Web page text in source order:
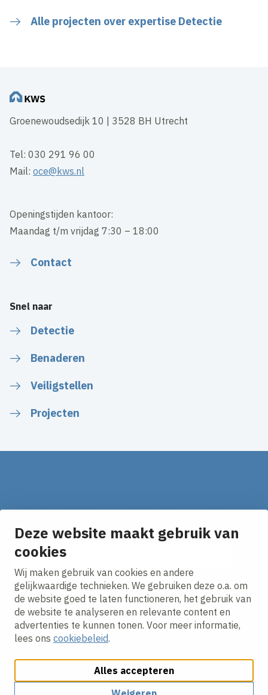
Deze website maakt gebruik van
cookies
Wij maken gebruik van cookies en andere
gelijkwaardige technieken. We gebruiken deze o.a. om
de website goed te laten functioneren, het gebruik van
de website te analyseren en relevante content en
advertenties te kunnen tonen. Voor meer informatie,
lees ons cookiebeleid.
Alles accepteren
Alle projecten over expertise Detectie
Groenewoudsedijk 10 | 3528 BH Utrecht
Tel: 030 291 96 00
Mail:oce@kws.nl
Openingstijden kantoor:
Maandag t/m vrijdag 7:30 – 18:00
Contact
Snel naar
Detectie
Benaderen
Veiligstellen
Projecten
Ontvang onze nieuws alerts in je mailbox!
E-mailadres
Ik ga akkoord met hetprivacy statement.
Cookies aanpassenCookie beleidPrivacy policy